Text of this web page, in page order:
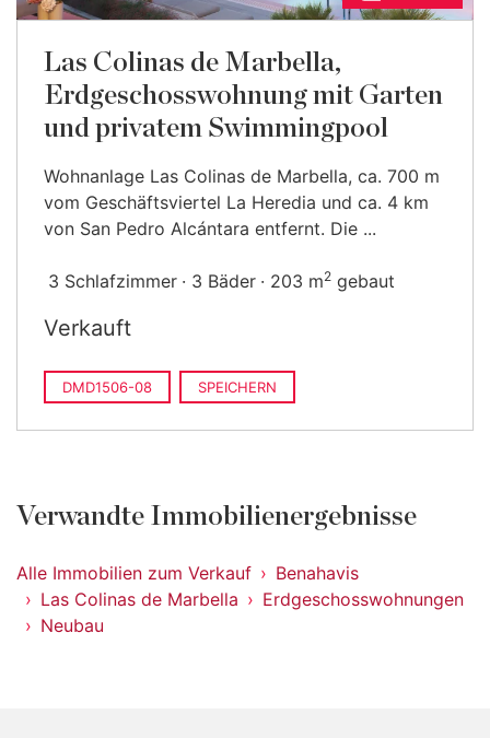
Las Colinas de Marbella,
Erdgeschosswohnung mit Garten
und privatem Swimmingpool
Wohnanlage Las Colinas de Marbella, ca. 700 m
vom Geschäftsviertel La Heredia und ca. 4 km
von San Pedro Alcántara entfernt. Die ...
3 Schlafzimmer 3 Bäder 203 m2 gebaut
Verkauft
DMD1506-08 SPEICHERN
Verwandte Immobilienergebnisse
Alle Immobilien zum Verkauf
Benahavis
Las Colinas de Marbella
Erdgeschosswohnungen
Neubau